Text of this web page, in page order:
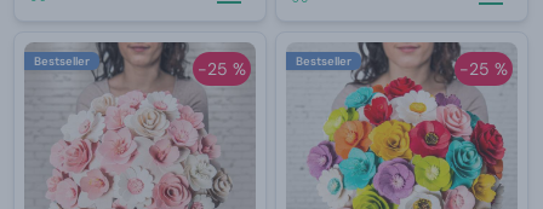
-25 %
Bestseller -25 %
Bestseller